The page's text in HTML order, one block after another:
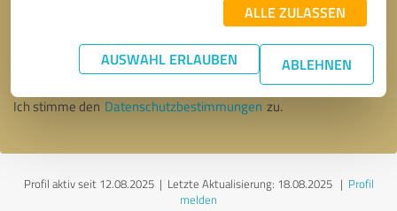
ALLE ZULASSEN
AUSWAHL ERLAUBEN ABLEHNEN
* Erforderliche Angaben
Nachricht senden
Ich stimme den Datenschutzbestimmungen zu.
Profil aktiv seit 12.08.2025 | Letzte Aktualisierung: 18.08.2025| Profil
melden